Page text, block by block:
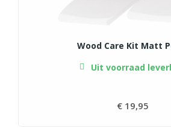
Wood Care Kit Matt
Uit voorraad
€ 19,95